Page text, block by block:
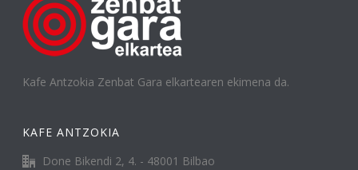
Kafe Antzokia Zenbat Gara elkartearen ekimena da.
KAFE ANTZOKIA
Done Bikendi 2, 4. - 48001 Bilbao